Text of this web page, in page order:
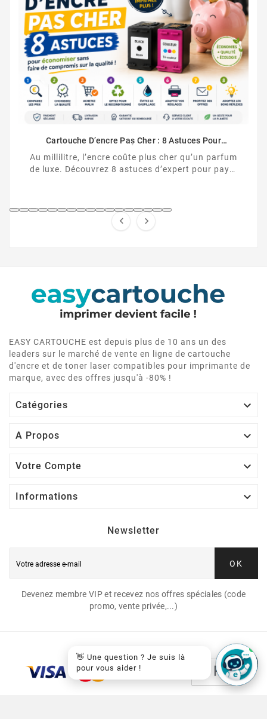
Pas Cher : 8 Astuces Pour
coûte plus cher qu’un parfum
8 astuces d’expert pour payer
Comment Désactiver
Cartouche HP
comment
 
EASY CARTOUCHE est depuis plus de 10 ans un des
leaders sur le marché de vente en ligne de cartouche
d'encre et de toner laser compatibles pour imprimante de
marque, avec des offres jusqu'à -80% !
Catégories 
A Propos 
Votre Compte 
Informations 
Newsletter
OK
Devenez membre VIP et recevez nos offres spéciales (code
promo, vente privée,...)
👋 Une question ? Je suis là
pour vous aider !